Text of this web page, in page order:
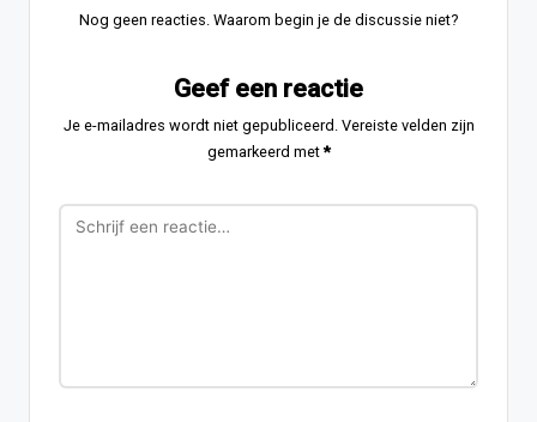
Nog geen reacties. Waarom begin je de discussie niet?
Geef een reactie
Je e-mailadres wordt niet gepubliceerd. Vereiste velden zijn
gemarkeerd met*